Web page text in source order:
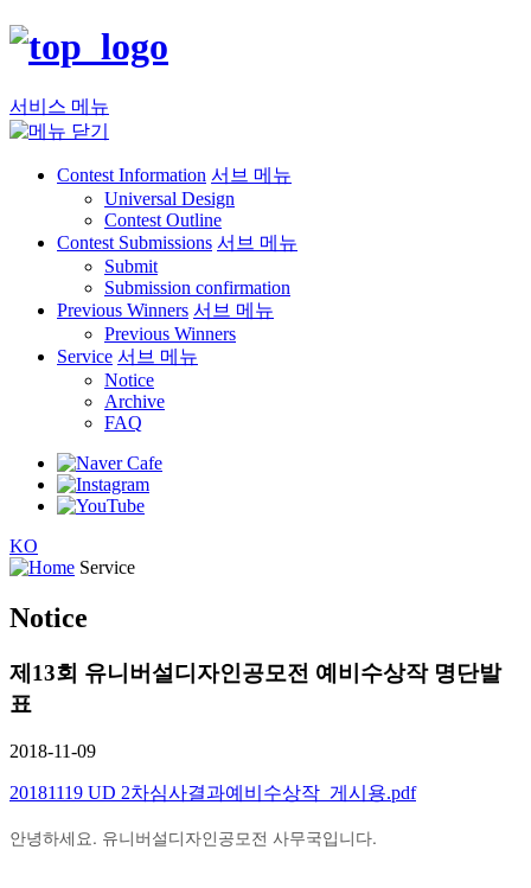
서비스 메뉴
Contest Information 서브 메뉴
Universal Design
Contest Outline
Contest Submissions 서브 메뉴
Submit
Submission confirmation
Previous Winners 서브 메뉴
Previous Winners
Service 서브 메뉴
Notice
Archive
FAQ
KO
Service
Notice
제13회 유니버설디자인공모전 예비수상작 명단발
표
2018-11-09
20181119 UD 2차심사결과예비수상작_게시용.pdf
안녕하세요. 유니버설디자인공모전 사무국입니다.